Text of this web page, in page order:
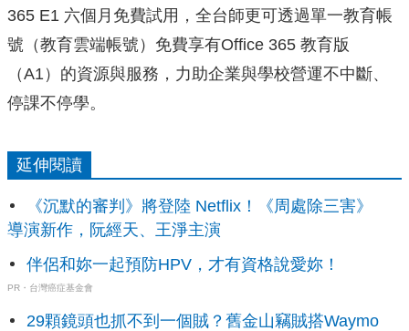
365 E1 六個月免費試用，全台師更可透過單一教育帳
號（教育雲端帳號）免費享有Office 365 教育版
（A1）的資源與服務，力助企業與學校營運不中斷、
停課不停學。
延伸閱讀
《沉默的審判》將登陸 Netflix！《周處除三害》
導演新作，阮經天、王淨主演
伴侶和妳一起預防HPV，才有資格說愛妳！
PR・台灣癌症基金會
29顆鏡頭也抓不到一個賊？舊金山竊賊搭Waymo